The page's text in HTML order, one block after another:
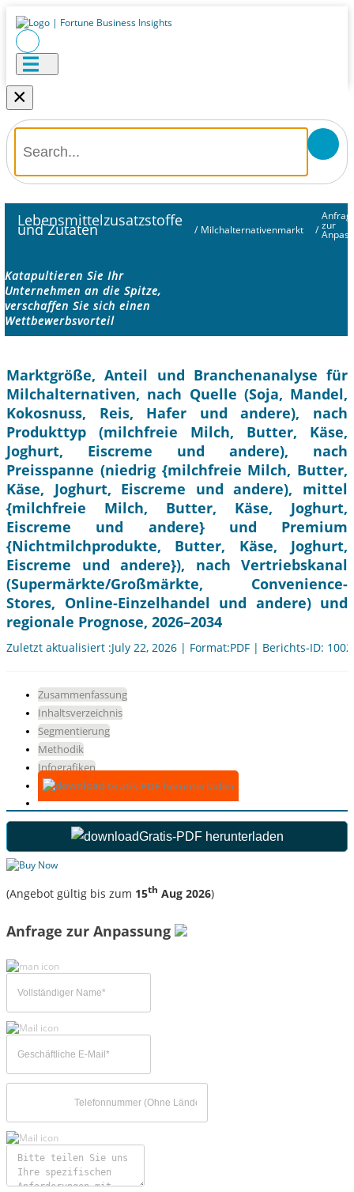
×
Lebensmittelzusatzstoffe
und Zutaten / Milchalternativenmarkt / zur
Katapultieren Sie Ihr
Unternehmen an die Spitze,
verschaffen Sie sich einen
Wettbewerbsvorteil
Marktgröße, Anteil und Branchenanalyse für
Milchalternativen, nach Quelle (Soja, Mandel,
Kokosnuss, Reis, Hafer und andere), nach
Produkttyp (milchfreie Milch, Butter, Käse,
Joghurt, Eiscreme und andere), nach
Preisspanne (niedrig {milchfreie Milch, Butter,
Käse, Joghurt, Eiscreme und andere), mittel
{milchfreie Milch, Butter, Käse, Joghurt,
Eiscreme und andere} und Premium
{Nichtmilchprodukte, Butter, Käse, Joghurt,
Eiscreme und andere}), nach Vertriebskanal
(Supermärkte/Großmärkte, Convenience-
Stores, Online-Einzelhandel und andere) und
regionale Prognose, 2026–2034
Zuletzt aktualisiert :July 22, 2026 | Format:PDF | Berichts-ID:
Zusammenfassung
Inhaltsverzeichnis
Segmentierung
Methodik
Infografiken
Gratis-PDF herunterladen
Gratis-PDF herunterladen
(Angebot gültig bis zum 15th Aug 2026)
Anfrage zur Anpassung